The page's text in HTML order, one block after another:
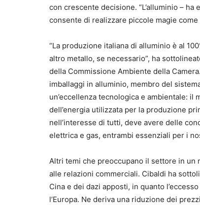
con crescente decisione. “L’alluminio –
consente di realizzare piccole magie
“La produzione italiana di alluminio è al
altro metallo, se necessario”, ha
della Commissione Ambiente della
imballaggi in alluminio, membro del
un’eccellenza tecnologica e ambientale:
dell’energia utilizzata per la produzione
nell’interesse di tutti, deve avere delle
elettrica e gas, entrambi essenziali per i
Altri temi che preoccupano il settore in
alle relazioni commerciali. Cibaldi ha
Cina e dei dazi apposti, in quanto
l’Europa. Ne deriva una riduzione dei